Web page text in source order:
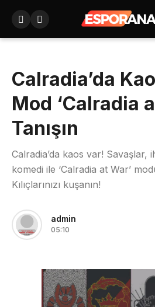
Calradia’da
Mod ‘Calradia
Tanışın
Calradia’da kaos var! Savaşlar,
komedi ile ‘Calradia at War’
Kılıçlarınızı kuşanın!
admin
05:10